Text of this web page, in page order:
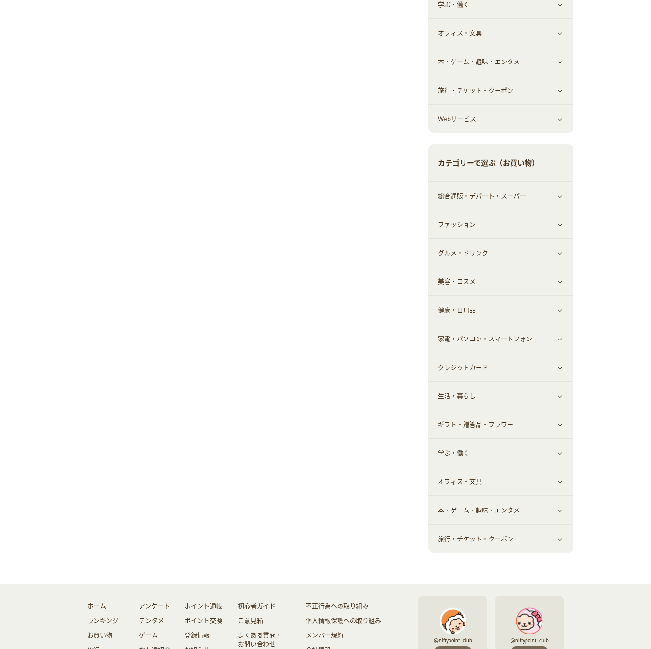
その他投資
その他金融
住まい・暮らし
不動産
引越し
エコ・エネルギー
車情報・カーシェア・レンタル
すべて見る
ギフト・贈答品
学ぶ・働く
すべて見る
習い事・学習・学校
仕事・転職
オフィス・文具
すべて見る
オフィス・文具
本・ゲーム・趣味・エンタメ
すべて見る
ゲーム・趣味
旅行・チケット・クーポン
すべて見る
Webサービス
カテゴリーで選ぶ（お買い物）
総合通販・デパート・スーパー
すべて見る
総合通販
デパート・スーパー
ファッション
すべて見る
ファッション
インナー・下着
靴・フットウェア
小物・かばん
スーツ・フォーマル
グルメ・ドリンク
すべて見る
グルメ
ドリンク
お酒
食材宅配
美容・コスメ
すべて見る
スキンケア
メイクアップ
ヘアケア
メンズ美容
美容・ダイエット用品
脱毛用品
美容食品
健康・日用品
すべて見る
健康食品｜青汁・飲料
健康食品｜乳酸菌・ケフィア
健康食品｜その他
スポーツ・フィットネス
日用品・薬局・からだ
家電・パソコン・スマートフォン
すべて見る
家電・パソコン・ソフトウェア
スマホ・携帯電話・SIM
クレジットカード
すべて見る
クレジットカード
生活・暮らし
すべて見る
車情報・カーシェア・レンタル
お役立ち
生活雑貨・家具インテリア
赤ちゃん・こども・マタニティ
ギフト・贈答品・フラワー
すべて見る
ギフト・贈答品
フラワー
学ぶ・働く
すべて見る
習い事・学習・学校
オフィス・文具
すべて見る
オフィス・文具
本・ゲーム・趣味・エンタメ
すべて見る
本
旅行・チケット・クーポン
チケット・クーポン・チラシ
ホーム
ランキング
お買い物
アンケート
テンタメ
ゲーム
ポイント通帳
ポイント交換
登録情報
初心者ガイド
ご意見箱
よくある質問・
お問い合わせ
不正行為への取り組み
個人情報保護への取り組み
メンバー規約
@niftypoint_club @niftypoint_club